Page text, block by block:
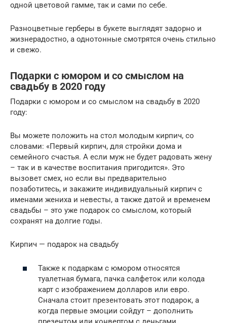
одной цветовой гамме, так и сами по себе.
Разноцветные герберы в букете выглядят задорно и
жизнерадостно, а однотонные смотрятся очень стильно
и свежо.
Подарки с юмором и со смыслом на
свадьбу в 2020 году
Подарки с юмором и со смыслом на свадьбу в 2020
году:
Вы можете положить на стол молодым кирпич, со
словами: «Первый кирпич, для стройки дома и
семейного счастья. А если муж не будет радовать жену
– так и в качестве воспитания пригодится». Это
вызовет смех, но если вы предварительно
позаботитесь, и закажите индивидуальный кирпич с
именами жениха и невесты, а также датой и временем
свадьбы – это уже подарок со смыслом, который
сохранят на долгие годы.
Кирпич — подарок на свадьбу
Также к подаркам с юмором относятся
туалетная бумага, пачка салфеток или колода
карт с изображением долларов или евро.
Сначала стоит презентовать этот подарок, а
когда первые эмоции сойдут – дополнить